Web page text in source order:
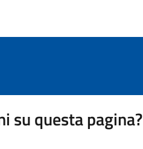
su questa pagina?